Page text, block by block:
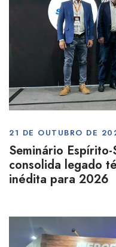
21 DE OUTUBRO DE
Seminário
consolida legado
inédita para 2026